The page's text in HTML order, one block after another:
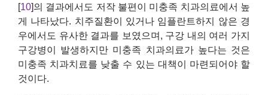
[10]의 결과에서도 저작 불편이 미충족 치과의료에서 높
게 나타났다. 치주질환이 있거나 임플란트하지 않은 경
우에서도 유사한 결과를 보였으며, 구강 내의 여러 가지
구강병이 발생하지만 미충족 치과의료가 높다는 것은
미충족 치과치료를 낮출 수 있는 대책이 마련되어야 할
것이다.